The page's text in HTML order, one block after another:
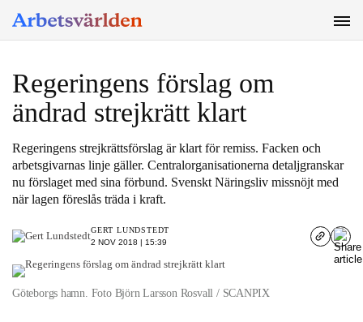
Regeringens förslag om
ändrad strejkrätt klart
Regeringens strejkrättsförslag är klart för remiss. Facken och
arbetsgivarnas linje gäller. Centralorganisationerna detaljgranskar
nu förslaget med sina förbund. Svenskt Näringsliv missnöjt med
när lagen föreslås träda i kraft.
GERT LUNDSTEDT
2 NOV 2018 | 15:39
Göteborgs hamn. Foto Björn Larsson Rosvall / SCANPIX